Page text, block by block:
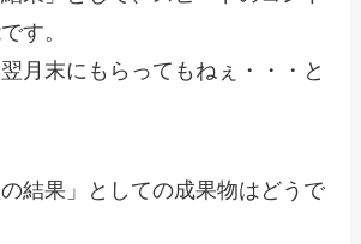
す。
月末にもらってもねぇ・・・と
結果」としての成果物はどうで